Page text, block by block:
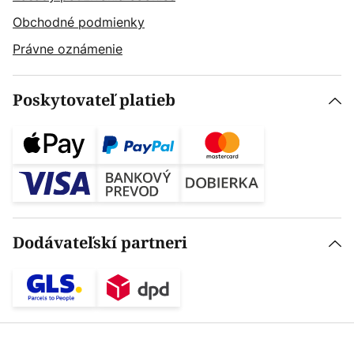
Obchodné podmienky
Právne oznámenie
Poskytovateľ platieb
Dodávateľskí partneri